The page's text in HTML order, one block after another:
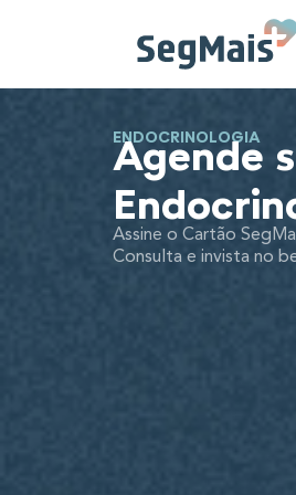
ENDOCRINOLOGIA
Agende
Assine o Cartão
Consulta e invista no